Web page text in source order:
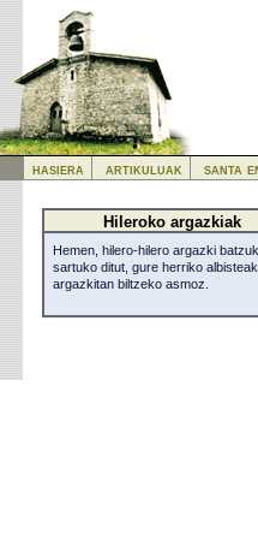
Hileroko argazkiak
Hemen, hilero-hilero argazki batzuk
sartuko ditut, gure herriko albisteak
argazkitan biltzeko asmoz.
hasiera artikuluak santa